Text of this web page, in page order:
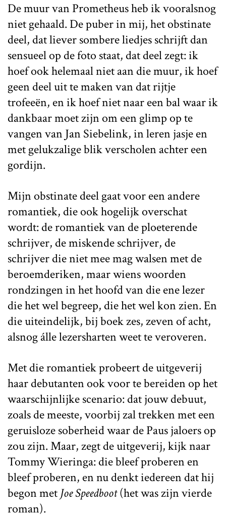
De muur van Prometheus heb ik vooralsnog
niet gehaald. De puber in mij, het obstinate
deel, dat liever sombere liedjes schrijft dan
sensueel op de foto staat, dat deel zegt: ik
hoef ook helemaal niet aan die muur, ik hoef
geen deel uit te maken van dat rijtje
trofeeën, en ik hoef niet naar een bal waar ik
dankbaar moet zijn om een glimp op te
vangen van Jan Siebelink, in leren jasje en
met gelukzalige blik verscholen achter een
gordijn.
Mijn obstinate deel gaat voor een andere
romantiek, die ook hogelijk overschat
wordt: de romantiek van de ploeterende
schrijver, de miskende schrijver, de
schrijver die niet mee mag walsen met de
beroemderiken, maar wiens woorden
rondzingen in het hoofd van die ene lezer
die het wel begreep, die het wel kon zien. En
die uiteindelijk, bij boek zes, zeven of acht,
alsnog álle lezersharten weet te veroveren.
Met die romantiek probeert de uitgeverij
haar debutanten ook voor te bereiden op het
waarschijnlijke scenario: dat jouw debuut,
zoals de meeste, voorbij zal trekken met een
geruisloze soberheid waar de Paus jaloers op
zou zijn. Maar, zegt de uitgeverij, kijk naar
Tommy Wieringa: die bleef proberen en
bleef proberen, en nu denkt iedereen dat hij
begon met Joe Speedboot(het was zijn vierde
roman).